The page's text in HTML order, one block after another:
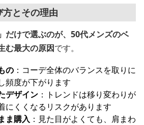
とその理由
だけで選ぶのが、50代メンズのベ
む最大の原因です。
の ：コーデ全体のバランスを取りに
頻度が下がります
デザイン ：トレンドは移り変わりが
にくくなるリスクがあります
ま購入 ：見た目がよくても、肩まわ